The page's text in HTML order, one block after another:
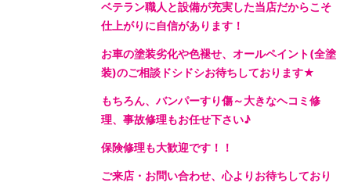
ベテラン職人と設備が充実した当店だからこそ
仕上がりに自信があります！
お車の塗装劣化や色褪せ、オールペイント(全塗
装)のご相談ドシドシお待ちしております★
もちろん、バンパーすり傷～大きなヘコミ修
理、事故修理もお任せ下さい♪
保険修理も大歓迎です！！
ご来店・お問い合わせ、心よりお待ちしており